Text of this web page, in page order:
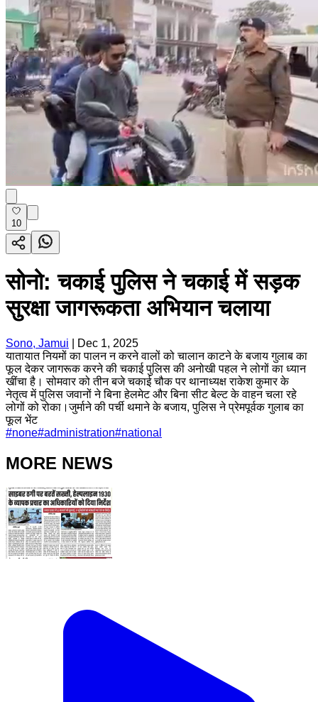
10
सोनो: चकाई पुलिस ने चकाई में सड़क
सुरक्षा जागरूकता अभियान चलाया
Sono, Jamui
Dec 1, 2025
यातायात नियमों का पालन न करने वालों को चालान काटने के बजाय गुलाब का
फूल देकर जागरूक करने की चकाई पुलिस की अनोखी पहल ने लोगों का ध्यान
खींचा है। सोमवार को तीन बजे चकाई चौक पर थानाध्यक्ष राकेश कुमार के
नेतृत्व में पुलिस जवानों ने बिना हेलमेट और बिना सीट बेल्ट के वाहन चला रहे
लोगों को रोका।जुर्माने की पर्ची थमाने के बजाय, पुलिस ने प्रेमपूर्वक गुलाब का
फूल भेंट
#none#administration#national
MORE NEWS